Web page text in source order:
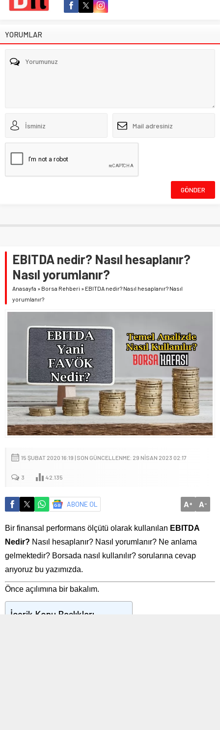
YORUMLAR
EBITDA nedir? Nasıl hesaplanır?
Nasıl yorumlanır?
Anasayfa » Borsa Rehberi » EBITDA nedir? Nasıl hesaplanır? Nasıl
yorumlanır?
15 ŞUBAT 2020 16:19 | SON GÜNCELLENME: 29 NISAN 2023 02:17
3 42.135
ABONE OL A+ A-
Bir finansal performans ölçütü olarak kullanılan EBITDA
Nedir? Nasıl hesaplanır? Nasıl yorumlanır? Ne anlama
gelmektedir? Borsada nasıl kullanılır? sorularına cevap
arıyoruz bu yazımızda.
Önce açılımına bir bakalım.
İçerik Konu Başlıkları